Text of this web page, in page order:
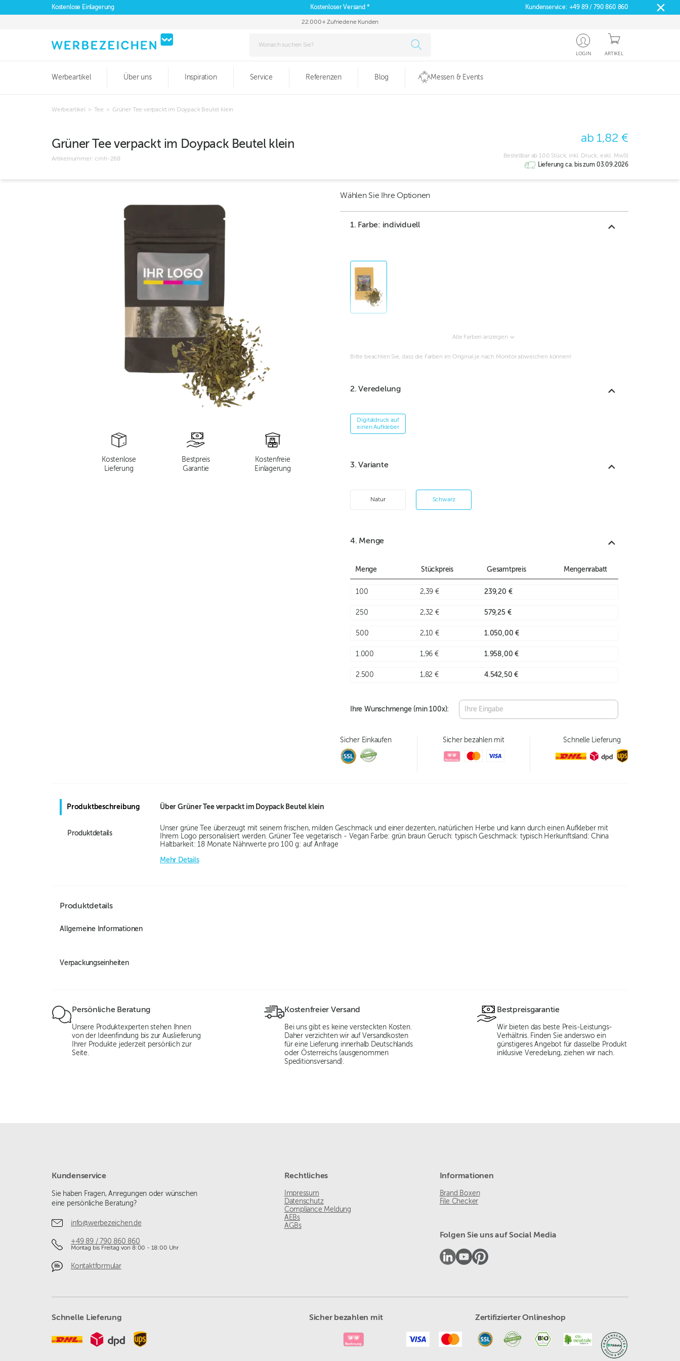
Kostenlose Einlagerung Kostenloser Versand * Kundenservice: +49 89 / 790 860 860
22.000+ Zufriedene Kunden
LOGIN ARTIKEL
Werbeartikel Über uns Inspiration Service Referenzen Blog Messen & Events
Werbeartikel > Tee > Grüner Tee verpackt im Doypack Beutel klein
Grüner Tee verpackt im Doypack Beutel klein
Artikelnummer: cmh-268
ab 1,82 €
Bestellbar ab 100 Stück, inkl. Druck, exkl. MwSt
Lieferung ca. bis zum 03.09.2026
Kostenlose
Lieferung
Bestpreis
Garantie
Kostenfreie
Einlagerung
Wählen Sie Ihre Optionen
1. Farbe: individuell
Alle Farben anzeigen
Bitte beachten Sie, dass die Farben im Original je nach Monitor abweichen können!
2. Veredelung
Digitaldruck auf
einen Aufkleber
3. Variante
Natur Schwarz
4. Menge
Menge Stückpreis Gesamtpreis Mengenrabatt
100 2,39 € 239,20 €
250 2,32 € 579,25 €
500 2,10 € 1.050,00 €
1.000 1,96 € 1.958,00 €
2.500 1,82 € 4.542,50 €
Ihre Wunschmenge (min100x):
Sicher Einkaufen Sicher bezahlen mit Schnelle Lieferung
Produktbeschreibung
Produktdetails
Über Grüner Tee verpackt im Doypack Beutel klein
Unser grüne Tee überzeugt mit seinem frischen, milden Geschmack und einer dezenten, natürlichen Herbe und kann durch einen Aufkleber mit
Ihrem Logo personalisiert werden. Grüner Tee vegetarisch - Vegan Farbe: grün braun Geruch: typisch Geschmack: typisch Herkunftsland: China
Haltbarkeit: 18 Monate Nährwerte pro 100 g: auf Anfrage
Mehr Details
Produktdetails
Allgemeine Informationen
Verpackungseinheiten
Persönliche Beratung
Unsere Produktexperten stehen Ihnen
von der Ideenfindung bis zur Auslieferung
Ihrer Produkte jederzeit persönlich zur
Seite.
Kostenfreier Versand
Bei uns gibt es keine versteckten Kosten.
Daher verzichten wir auf Versandkosten
für eine Lieferung innerhalb Deutschlands
oder Österreichs (ausgenommen
Speditionsversand).
Bestpreisgarantie
Wir bieten das beste Preis-Leistungs-
Verhältnis. Finden Sie anderswo ein
günstigeres Angebot für dasselbe Produkt
inklusive Veredelung, ziehen wir nach.
Kundenservice
Sie haben Fragen, Anregungen oder wünschen
eine persönliche Beratung?
info@werbezeichen.de
+49 89 / 790 860 860
Montag bis Freitag von 8:00 - 18:00 Uhr
Kontaktformular
Rechtliches
Impressum
Datenschutz
Compliance Meldung
AEBs
AGBs
Informationen
Brand Boxen
File Checker
Folgen Sie uns auf Social Media
Schnelle Lieferung Sicher bezahlen mit Zertifizierter Onlineshop